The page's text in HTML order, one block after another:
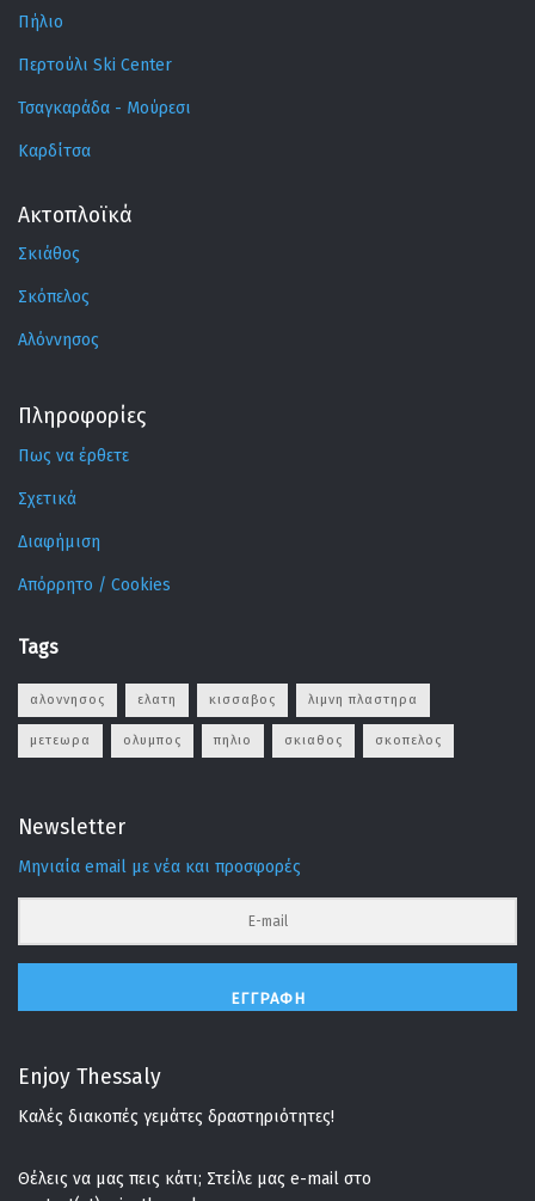
Πήλιο
Περτούλι Ski Center
Τσαγκαράδα - Μούρεσι
Καρδίτσα
Ακτοπλοϊκά
Σκιάθος
Σκόπελος
Αλόννησος
Πληροφορίες
Πως να έρθετε
Σχετικά
Διαφήμιση
Απόρρητο / Cookies
Tags
αλοννησος ελατη κισσαβος λιμνη πλαστηρα
μετεωρα ολυμπος πηλιο σκιαθος σκοπελος
Newsletter
Μηνιαία email με νέα και προσφορές
ΕΓΓΡΑΦΉ
Enjoy Thessaly
Καλές διακοπές γεμάτες δραστηριότητες!
Θέλεις να μας πεις κάτι; Στείλε μας e-mail στο